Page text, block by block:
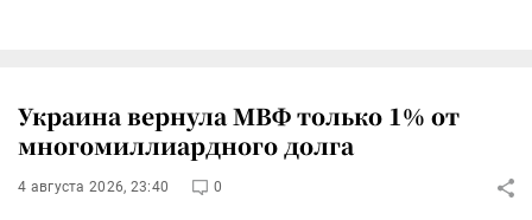
Украина вернула МВФ только 1% от
многомиллиардного долга
4 августа 2026, 23:40 0